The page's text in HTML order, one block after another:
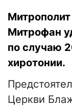
Митрофан
по случаю
хиротонии.
Церкви